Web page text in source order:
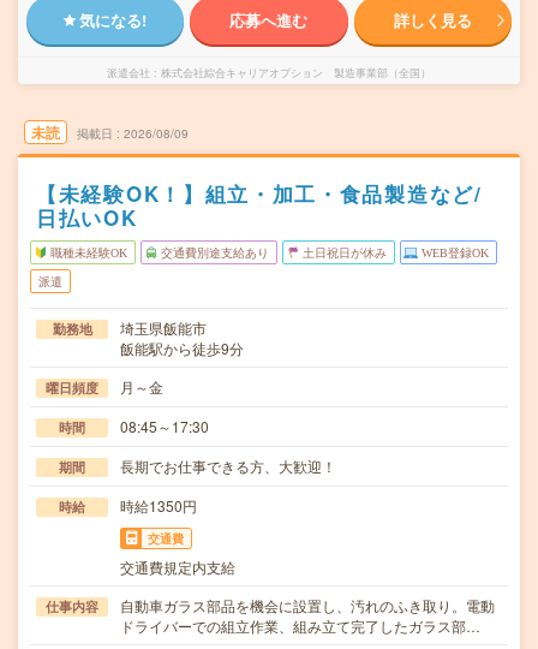
気になる! 応募へ進む 詳しく見る
派遣会社 株式会社綜合キャリアオプション 製造事業部（全国）
未読 掲載日 2026/08/09
【未経験OK！】組立・加工・食品製造など/
日払いOK
職種未経験OK 交通費別途支給あり 土日祝日が休み WEB登録OK
派遣
勤務地
埼玉県飯能市
飯能駅から徒歩9分
曜日頻度 月～金
時間 08:45～17:30
期間 長期でお仕事できる方、大歓迎！
時給 時給1350円
交通費
交通費規定内支給
仕事内容
自動車ガラス部品を機会に設置し、汚れのふき取り。電動
ドライバーでの組立作業、組み立て完了したガラス部…